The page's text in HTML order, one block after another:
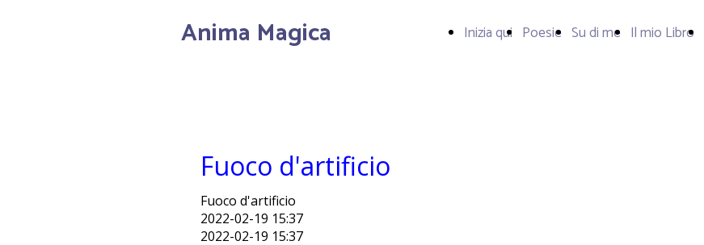
Anima Magica Inizia qui Poesie Su di me Il mio Libro
Fuoco d'artificio
Fuoco d'artificio
2022-02-19 15:37
2022-02-19 15:37